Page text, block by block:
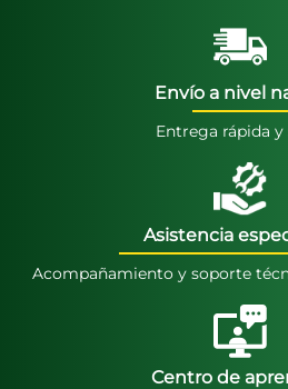
Envío a nivel
Entrega rápida y
Asistencia
Acompañamiento y soporte
Centro de